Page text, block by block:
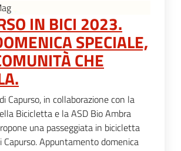
IN BICI 2023.
SPECIALE,
CHE
Capurso, in collaborazione con la
Bicicletta e la ASD Bio Ambra
una passeggiata in bicicletta
Capurso. Appuntamento domenica